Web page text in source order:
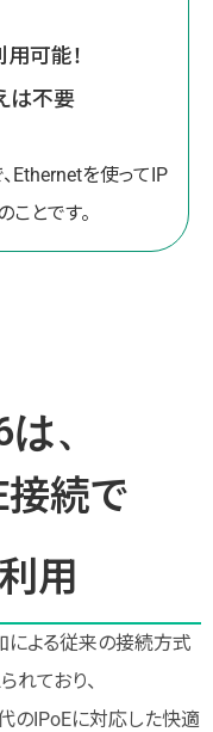
可能！
は不要
Ethernetを使ってIP
とです。
、
続で
用
による従来の接続方式
れており、
のIPoEに対応した快適